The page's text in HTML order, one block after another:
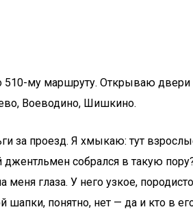
му маршруту. Открываю
Воеводино, Шишкино.
за проезд. Я хмыкаю: тут
собрался в такую
глаза. У него узкое,
понятно, нет — да и кто в